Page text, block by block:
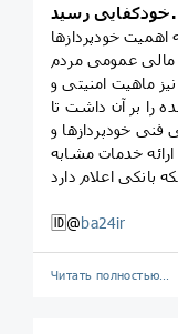
خودکفایی رسید.
اهمیت خودپردازها
مالی عمومی مردم
ماهیت امنیتی و
را بر آن داشت تا
فنی خودپردازها و
ارائه خدمات مشابه
🆔@ba24ir
Читать полностью…